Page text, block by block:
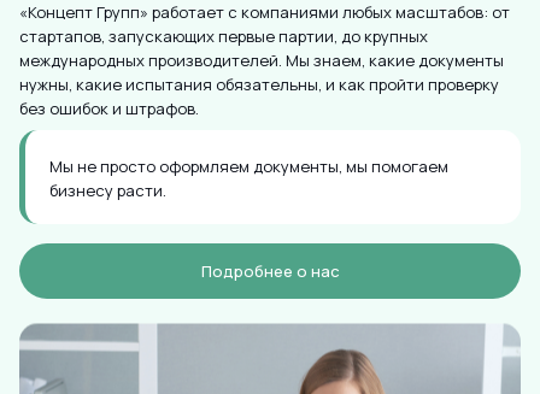
«Концепт Групп» работает с компаниями любых масштабов: от
стартапов, запускающих первые партии, до крупных
международных производителей. Мы знаем, какие документы
нужны, какие испытания обязательны, и как пройти проверку
без ошибок и штрафов.
Мы не просто оформляем документы, мы помогаем
бизнесу расти.
Подробнее о нас